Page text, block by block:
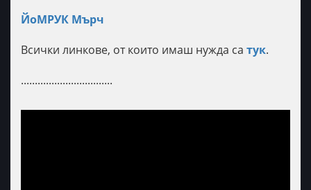
ЙоМРУК Мърч
Всички линкове, от които имаш нужда са тук.
.................................